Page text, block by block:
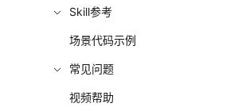
Skill参考
场景代码示例
常见问题
视频帮助